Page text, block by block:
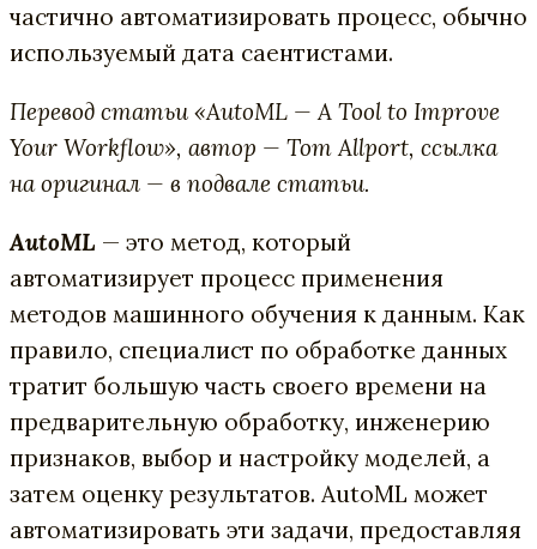
частично автоматизировать процесс, обычно
используемый дата саентистами.
Перевод статьи «AutoML — A Tool to Improve
Your Workflow», автор — Tom Allport, ссылка
на оригинал — в подвале статьи.
AutoML — это метод, который
автоматизирует процесс применения
методов машинного обучения к данным. Как
правило, специалист по обработке данных
тратит большую часть своего времени на
предварительную обработку, инженерию
признаков, выбор и настройку моделей, а
затем оценку результатов. AutoML может
автоматизировать эти задачи, предоставляя